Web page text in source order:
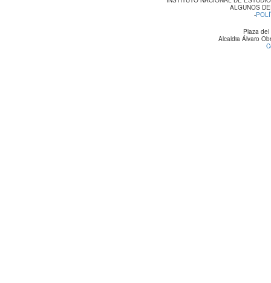
ALGUNOS
-
Plaza
Alcaldia Álvaro